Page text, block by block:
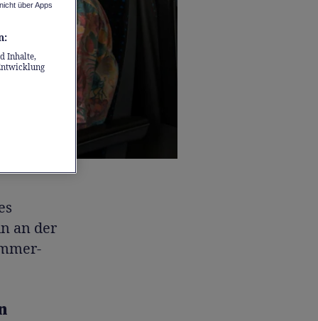
an der
über Apps
Inhalte,